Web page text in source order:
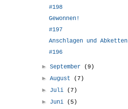
#198
Gewonnen!
#197
Anschlagen und Abketten
#196
►September
(9)
►August
(7)
► Juli
(7)
► Juni
(5)